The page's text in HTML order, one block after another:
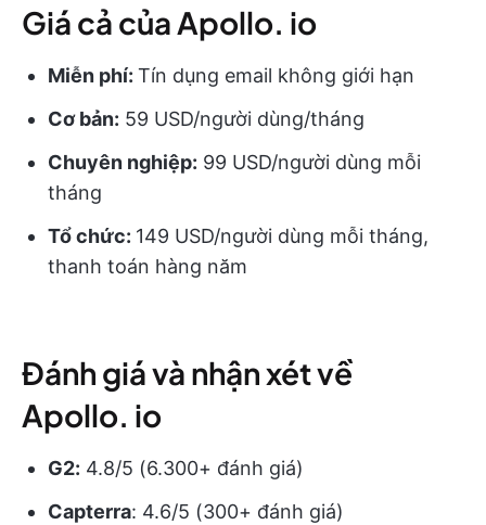
Giá cả của Apollo. io
Miễn phí: Tín dụng email không giới hạn
Cơ bản: 59 USD/người dùng/tháng
Chuyên nghiệp: 99 USD/người dùng mỗi
tháng
Tổ chức: 149 USD/người dùng mỗi tháng,
thanh toán hàng năm
Đánh giá và nhận xét về
Apollo. io
G2: 4.8/5 (6.300+ đánh giá)
Capterra: 4.6/5 (300+ đánh giá)